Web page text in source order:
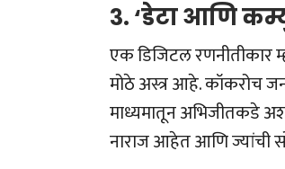
३. ‘डेटा आणि
एक डिजिटल रणनीतीकार
मोठे अस्त्र आहे. कॉकरोच
माध्यमातून अभिजीतकडे
नाराज आहेत आणि ज्यांची